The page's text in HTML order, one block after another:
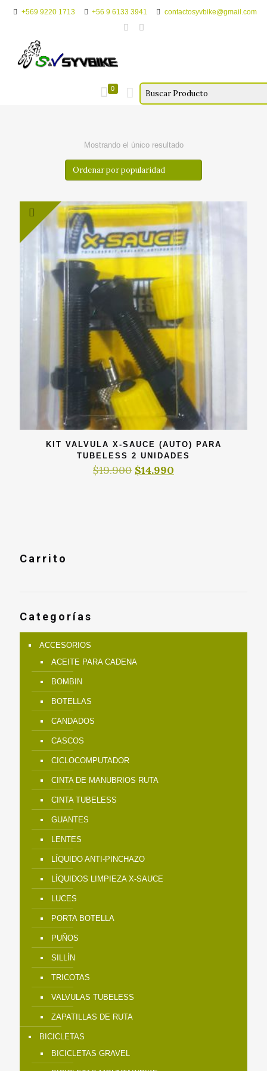
+569 9220 1713 +56 9 6133 3941 contactosyvbike@gmail.com
0
Mostrando el único resultado
KIT VALVULA X-SAUCE (AUTO) PARA
TUBELESS 2 UNIDADES
$19.900 El
$14.990
Carrito
Categorías
ACCESORIOS
ACEITE PARA CADENA
BOMBIN
BOTELLAS
CANDADOS
CASCOS
CICLOCOMPUTADOR
CINTA DE MANUBRIOS RUTA
CINTA TUBELESS
GUANTES
LENTES
LÍQUIDO ANTI-PINCHAZO
LÍQUIDOS LIMPIEZA X-SAUCE
LUCES
PORTA BOTELLA
PUÑOS
SILLÍN
TRICOTAS
VALVULAS TUBELESS
ZAPATILLAS DE RUTA
BICICLETAS
BICICLETAS GRAVEL